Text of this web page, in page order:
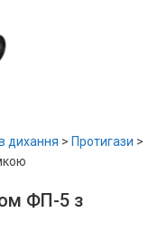
дихання > Протигази >
ФП-5 з